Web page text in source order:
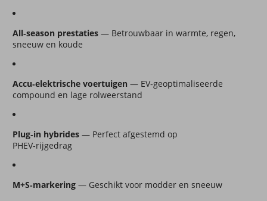
All‑season prestaties — Betrouwbaar in warmte, regen,
sneeuw en koude
Accu‑elektrische voertuigen — EV‑geoptimaliseerde
compound en lage rolweerstand
Plug‑in hybrides — Perfect afgestemd op
PHEV‑rijgedrag
M+S‑markering — Geschikt voor modder en sneeuw